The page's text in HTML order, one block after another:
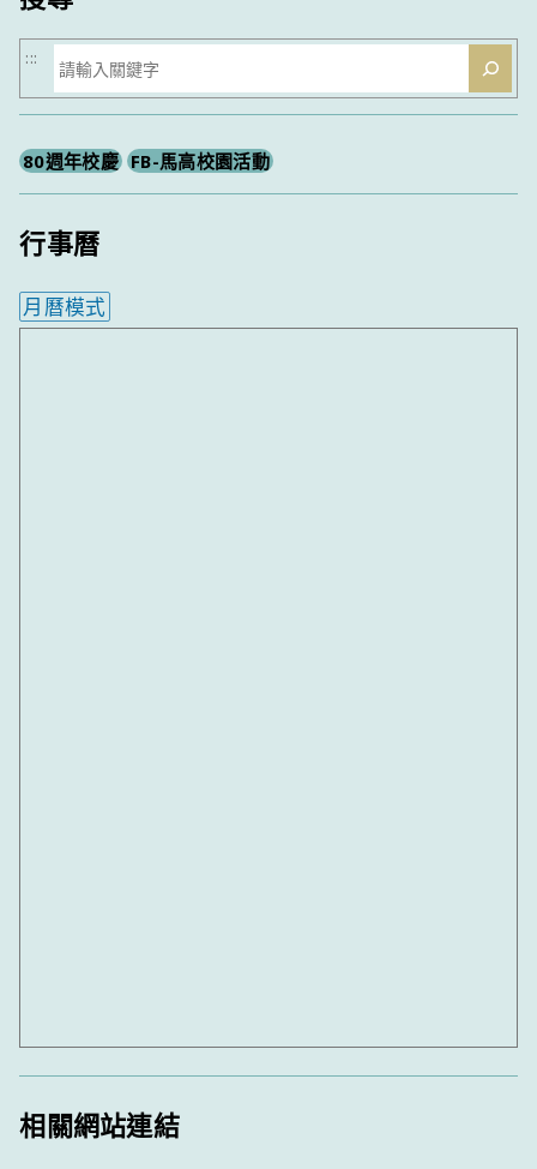
搜
尋
:::
80週年校慶 FB-馬高校園活動
行事曆
月曆模式
相關網站連結